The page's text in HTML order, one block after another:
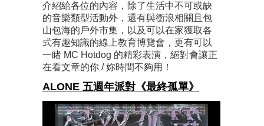
介紹給各位的內容，除了生活中不可或缺
的音樂類型活動外，還有與衝浪相關且包
山包海的戶外市集，以及可以在家獲取各
式有趣知識的線上教育博覽會，更有可以
一睹 MC Hotdog 的精彩表演，絕對會讓正
在看文章的你 / 妳時間不夠用！
ALONE 五週年派對《最終孤單》